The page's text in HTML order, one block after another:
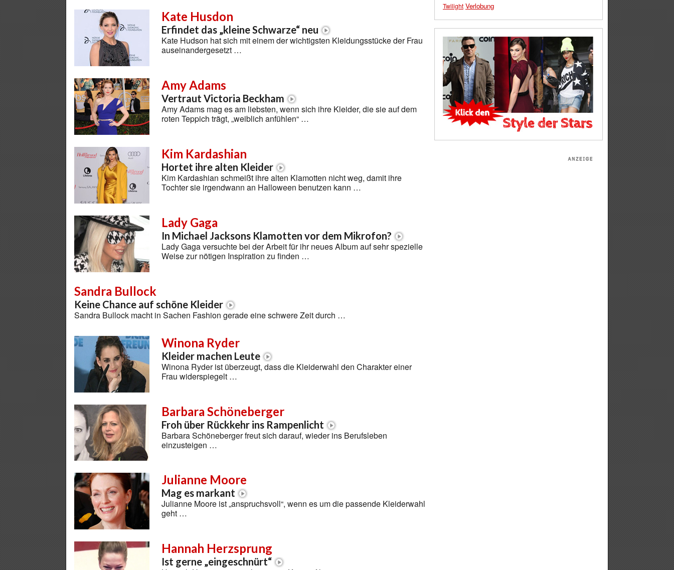
Kate Husdon
Erfindet das „kleine Schwarze“ neu
Kate Hudson hat sich mit einem der wichtigsten Kleidungsstücke der Frau
auseinandergesetzt …
Amy Adams
Vertraut Victoria Beckham
Amy Adams mag es am liebsten, wenn sich ihre Kleider, die sie auf dem
roten Teppich trägt, „weiblich anfühlen“ …
Kim Kardashian
Hortet ihre alten Kleider
Kim Kardashian schmeißt ihre alten Klamotten nicht weg, damit ihre
Tochter sie irgendwann an Halloween benutzen kann …
Lady Gaga
In Michael Jacksons Klamotten vor dem Mikrofon?
Lady Gaga versuchte bei der Arbeit für ihr neues Album auf sehr spezielle
Weise zur nötigen Inspiration zu finden …
Sandra Bullock
Keine Chance auf schöne Kleider
Sandra Bullock macht in Sachen Fashion gerade eine schwere Zeit durch …
Winona Ryder
Kleider machen Leute
Winona Ryder ist überzeugt, dass die Kleiderwahl den Charakter einer
Frau widerspiegelt …
Barbara Schöneberger
Froh über Rückkehr ins Rampenlicht
Barbara Schöneberger freut sich darauf, wieder ins Berufsleben
einzusteigen …
Julianne Moore
Mag es markant
Julianne Moore ist „anspruchsvoll“, wenn es um die passende Kleiderwahl
geht …
Hannah Herzsprung
Ist gerne „eingeschnürt“
Twilight Verlobung